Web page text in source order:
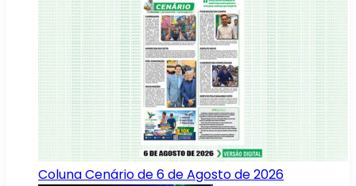
Coluna Cenário de 6 de Agosto de 2026